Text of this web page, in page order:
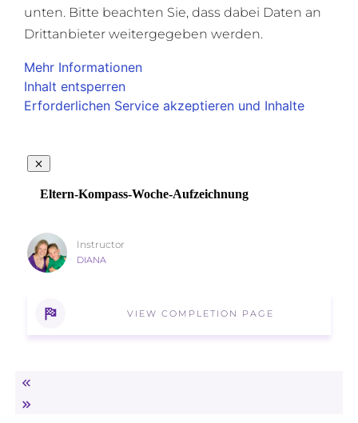
unten. Bitte beachten Sie, dass dabei Daten an
Drittanbieter weitergegeben werden.
Mehr Informationen
Inhalt entsperren
Erforderlichen Service akzeptieren und Inhalte
Eltern-Kompass-Woche-Aufzeichnung
Instructor
DIANA
VIEW COMPLETION PAGE